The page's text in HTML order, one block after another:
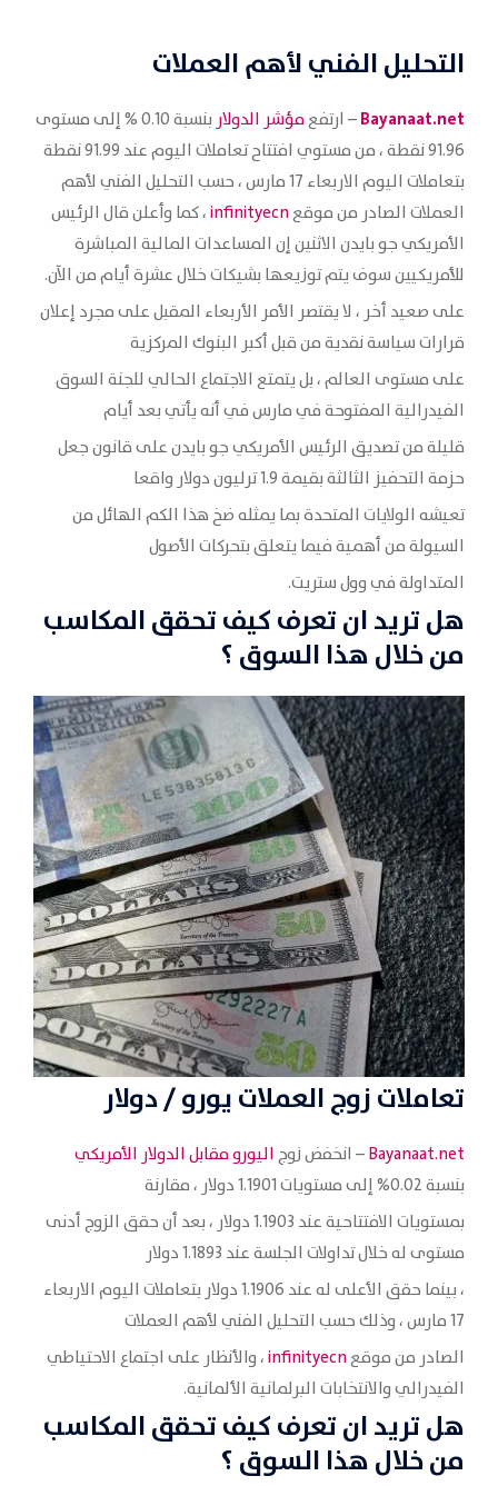
التحليل الفني لأهم العملات
Bayanaat.net– ارتفعمؤشر الدولار
بنسبة 0.10 % إلى مستوى
91.96 نقطة ، من مستوي افتتاح تعاملات اليوم عند 91.99 نقطة
بتعاملات اليوم الاربعاء 17 مارس ، حسب التحليل الفني لأهم
العملات الصادر من موقعinfinityecn، كما وأعلن قال الرئيس
الأمريكي جو بايدن الاثنين إن المساعدات المالية المباشرة
للأمريكيين سوف يتم توزيعها بشيكات خلال عشرة أيام من الآن.
على صعيد أخر ، لا يقتصر الأمر الأربعاء المقبل على مجرد إعلان
قرارات سياسة نقدية من قبل أكبر البنوك المركزية
على مستوى العالم ، بل يتمتع الاجتماع الحالي للجنة السوق
الفيدرالية المفتوحة في مارس في أنه يأتي بعد أيام
قليلة من تصديق الرئيس الأمريكي جو بايدن على قانون جعل
حزمة التحفيز الثالثة بقيمة 1.9 ترليون دولار واقعا
تعيشه الولايات المتحدة بما يمثله ضخ هذا الكم الهائل من
السيولة من أهمية فيما يتعلق بتحركات الأصول
المتداولة في وول ستريت.
هل تريد ان تعرف كيف تحقق المكاسب
من خلال هذا السوق ؟
تعاملات زوج العملاتيورو / دولار
Bayanaat.net– انخفض زوجاليورو مقابل الدولار الأمريكي
بنسبة 0.02% إلى مستويات 1.1901 دولار ، مقارنة
بمستويات الافتتاحية عند 1.1903 دولار ، بعد أن حقق الزوج أدنى
مستوى له خلال تداولات الجلسة عند 1.1893 دولار
، بينما حقق الأعلى له عند 1.1906 دولار بتعاملات اليوم الاربعاء
17 مارس ، وذلك حسب التحليل الفني لأهم العملات
الصادر من موقعinfinityecn، والأنظار على اجتماع الاحتياطي
الفيدرالي والانتخابات البرلمانية الألمانية.
هل تريد ان تعرف كيف تحقق المكاسب
من خلال هذا السوق ؟